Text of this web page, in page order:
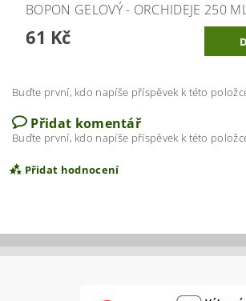
BOPON GELOVÝ - ORCHIDEJE 250
61 Kč
Buďte první, kdo napíše příspěvek k této
Přidat komentář
Buďte první, kdo napíše příspěvek k této
Přidat hodnocení